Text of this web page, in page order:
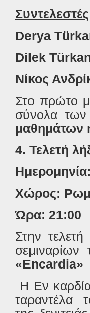
Συντελεστές
Derya
Dilek
Νίκος
Στο πρώτο
σύνολα
μαθημάτων
4. Τελετή
Χώρος:
Ώρα: 21:00
Στην
«Encardia»
H Εν
ταραντέλα